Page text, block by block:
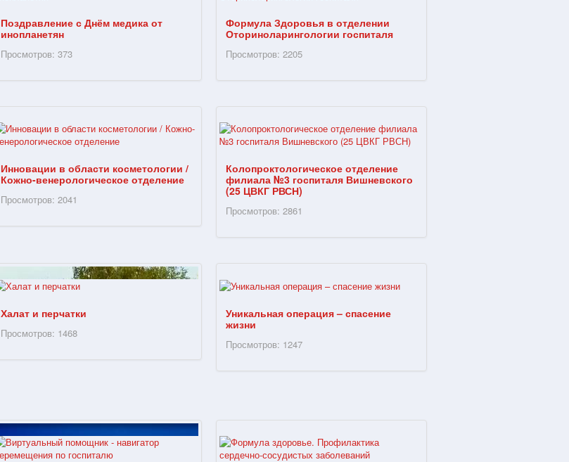
Поздравление с Днём медика от
инопланетян
Просмотров: 373
Формула Здоровья в отделении
Оториноларингологии госпиталя
Просмотров: 2205
Инновации в области косметологии /
Кожно-венерологическое отделение
Просмотров: 2041
Колопроктологическое отделение
филиала №3 госпиталя Вишневского
(25 ЦВКГ РВСН)
Просмотров: 2861
Халат и перчатки
Просмотров: 1468
Уникальная операция – спасение
жизни
Просмотров: 1247